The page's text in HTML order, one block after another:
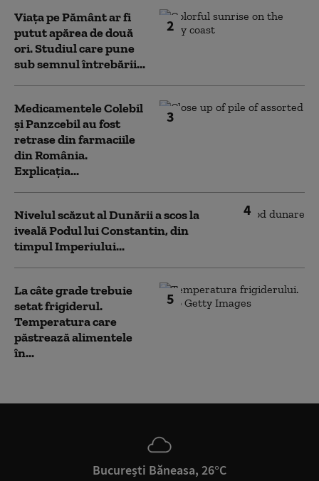
2
Viața pe Pământ ar fi
putut apărea de două
ori. Studiul care pune
sub semnul întrebării...
3
Medicamentele Colebil
și Panzcebil au fost
retrase din farmaciile
din România.
Explicația...
4
Nivelul scăzut al Dunării a scos la
iveală Podul lui Constantin, din
timpul Imperiului...
5
La câte grade trebuie
setat frigiderul.
Temperatura care
păstrează alimentele
în...
București Băneasa, 26°C